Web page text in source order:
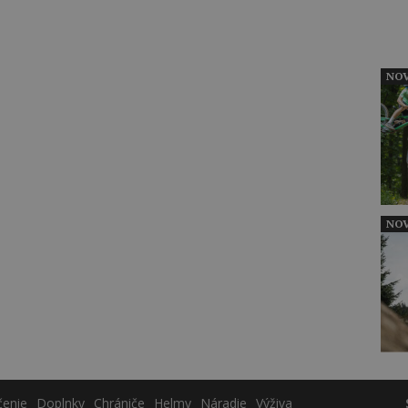
Doplnky Chrániče Helmy Náradie Výživa